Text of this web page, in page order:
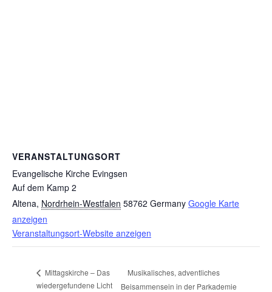
VERANSTALTUNGSORT
Evangelische Kirche Evingsen
Auf dem Kamp 2
Altena, Nordrhein-Westfalen 58762 Germany Google Karte
anzeigen
Veranstaltungsort-Website anzeigen
Mittagskirche – Das
wiedergefundene Licht
Musikalisches, adventliches
Beisammensein in der Parkademie